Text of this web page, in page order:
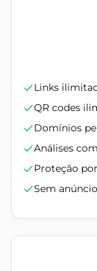
Links
QR codes
Domínios
Análises
Proteção
Sem